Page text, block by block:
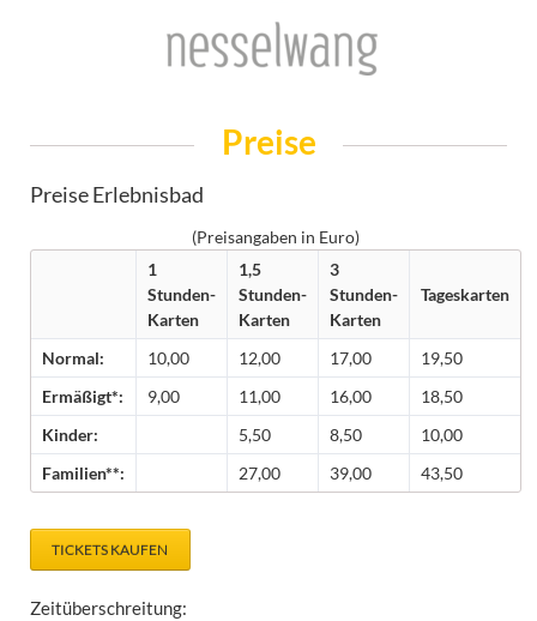
Preise
Preise Erlebnisbad
(Preisangaben in Euro)
1
Stunden-
Karten
1,5
Stunden-
Karten
3
Stunden-
Karten
Tageskarten
Normal: 10,00 12,00 17,00
19,50
Ermäßigt*:
9,00 11,00 16,00
18,50
Kinder:
5,50 8,50
10,00
Familien**:
27,00 39,00 43,50
TICKETS KAUFEN
Zeitüberschreitung: